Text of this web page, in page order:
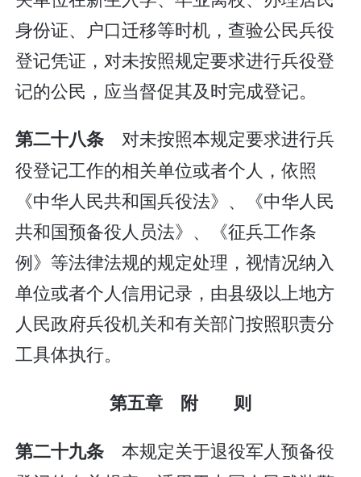
身份证、户口迁移等时机，查验公民兵役
登记凭证，对未按照规定要求进行兵役登
记的公民，应当督促其及时完成登记。
第二十八条对未按照本规定要求进行兵
役登记工作的相关单位或者个人，依照
《中华人民共和国兵役法》、《中华人民
共和国预备役人员法》、《征兵工作条
例》等法律法规的规定处理，视情况纳入
单位或者个人信用记录，由县级以上地方
人民政府兵役机关和有关部门按照职责分
工具体执行。
第五章 附 则
第二十九条 本规定关于退役军人预备役